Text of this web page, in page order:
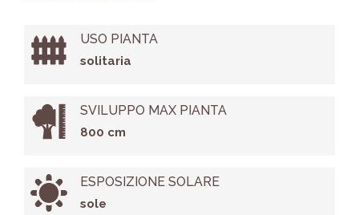
USO PIANTA
solitaria
SVILUPPO MAX PIANTA
800 cm
ESPOSIZIONE SOLARE
sole